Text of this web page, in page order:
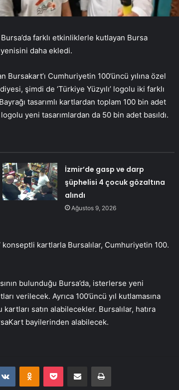
Bursa’da farklı etkinliklerle kutlayan Bursa
daha ekledi.
Bursakart’ı Cumhuriyetin 100’üncü yılına özel
şimdi de ‘Türkiye Yüzyılı’ logolu iki farklı
Bayrağı tasarımlı kartlardan toplam 100 bin adet
yeni tasarımlardan da 50 bin adet basıldı.
İzmir’de gasp ve darp
şüphelisi 4 çocuk gözaltına
alındı
Ağustos 9, 2026
konseptli kartlarla Bursalılar, Cumhuriyetin 100.
bulunduğu Bursa’da, isterlerse yeni
verilecek. Ayrıca 100’üncü yıl kutlamasına
satın alabilecekler. Bursalılar, hatıra
bayilerinden alabilecek.
VKontakteOdnoklassniki
Pocket E-Posta ile paylaş Yazdır